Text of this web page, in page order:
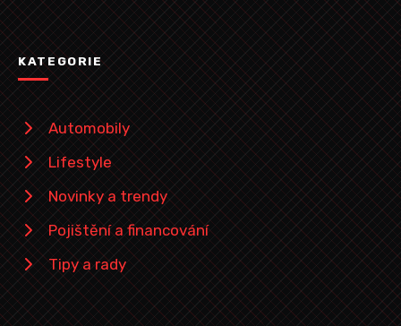
KATEGORIE
Automobily
Lifestyle
Novinky a trendy
Pojištění a financování
Tipy a rady